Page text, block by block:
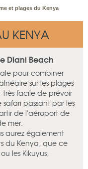
et plages du Kenya
KENYA
Diani Beach
pour combiner
sur les plages
facile de prévoir
passant par les
de l'aéroport de
mer.
aurez également
du Kenya, que ce
les Kikuyus,